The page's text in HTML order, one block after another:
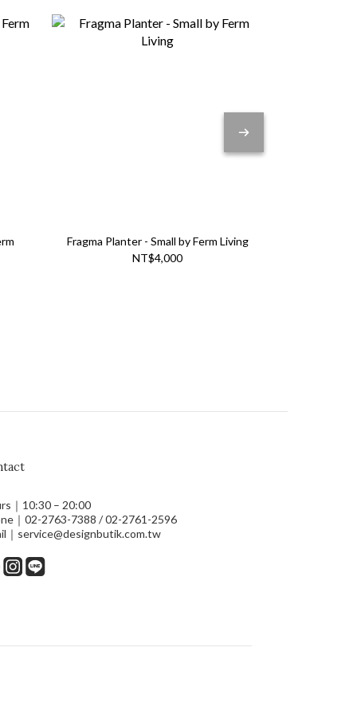
Fragma Planter - Small by Ferm Living
NT$4,000
｜10:30 – 20:00
｜02-2763-7388 / 02-2761-2596
｜service@designbutik.com.tw